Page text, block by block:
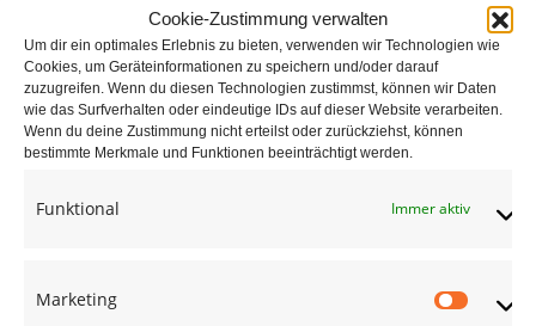
Cookie-Zustimmung verwalten
Um dir ein optimales Erlebnis zu bieten, verwenden wir Technologien wie
Cookies, um Geräteinformationen zu speichern und/oder darauf
zuzugreifen. Wenn du diesen Technologien zustimmst, können wir Daten
wie das Surfverhalten oder eindeutige IDs auf dieser Website verarbeiten.
Wenn du deine Zustimmung nicht erteilst oder zurückziehst, können
bestimmte Merkmale und Funktionen beeinträchtigt werden.
Funktional Immer aktiv
Marketing
Buchentreppe mit
gedrechselten Stäben
adocom_Webservice 29 Aug. , 2017